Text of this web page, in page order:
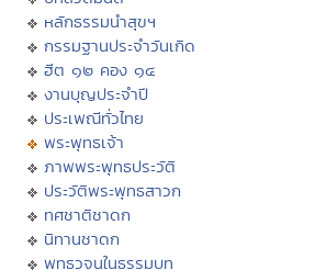
หลักธรรมนำสุขฯ
กรรมฐานประจำวันเกิด
ฮีต ๑๒ คอง ๑๔
งานบุญประจำปี
ประเพณีทั่วไทย
พระพุทธเจ้า
ภาพพระพุทธประวัติ
ประวัติพระพุทธสาวก
ทศชาติชาดก
นิทานชาดก
พุทธวจนในธรรมบท